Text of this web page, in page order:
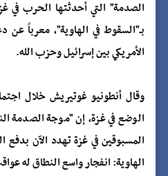
الصدمة" التي أحدثتها الحرب في
بـ"السقوط في الهاوية"، معرباً عن
الأمريكي بين إسرائيل وحزب الله.
وقال أنطونيو غوتيريش خلال
الوضع في غزة، إن "موجة الصدمة
المسبوقين في غزة تهدد الآن بدفع
الهاوية: انفجار واسع النطاق له